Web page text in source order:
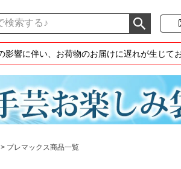
影響に伴い、お荷物のお届けに遅れが生じ
プレマックス商品一覧